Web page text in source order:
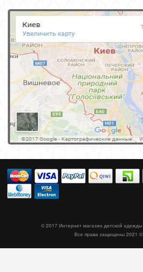
© 2017 Интернет магазин детской одежды
Все права защищены 2021 ©